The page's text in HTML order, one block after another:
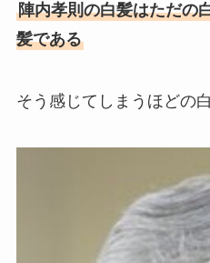
陣内孝則の白髪はただの
髪である
そう感じてしまうほどの